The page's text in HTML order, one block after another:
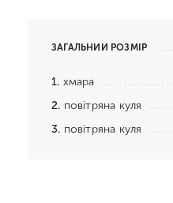
ЗАГАЛЬНИЙ РОЗМІР
1. хмара
2. повітряна куля
3. повітряна куля